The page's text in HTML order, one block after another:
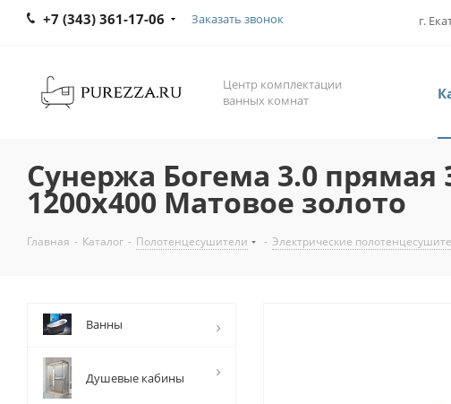
+7 (343) 361-17-06 Заказать звонок г.
Центр комплектации
ванных комнат
Сунержа Богема 3.0
1200х400 Матовое золото
Главная - Каталог - Полотенцесушители - Электрические
Ванны
Душевые кабины